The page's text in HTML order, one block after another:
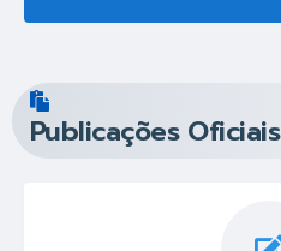
Publicações Oficiais